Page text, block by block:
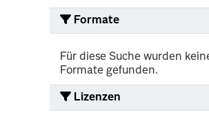
Formate
Für diese Suche wurden
Formate gefunden.
Lizenzen